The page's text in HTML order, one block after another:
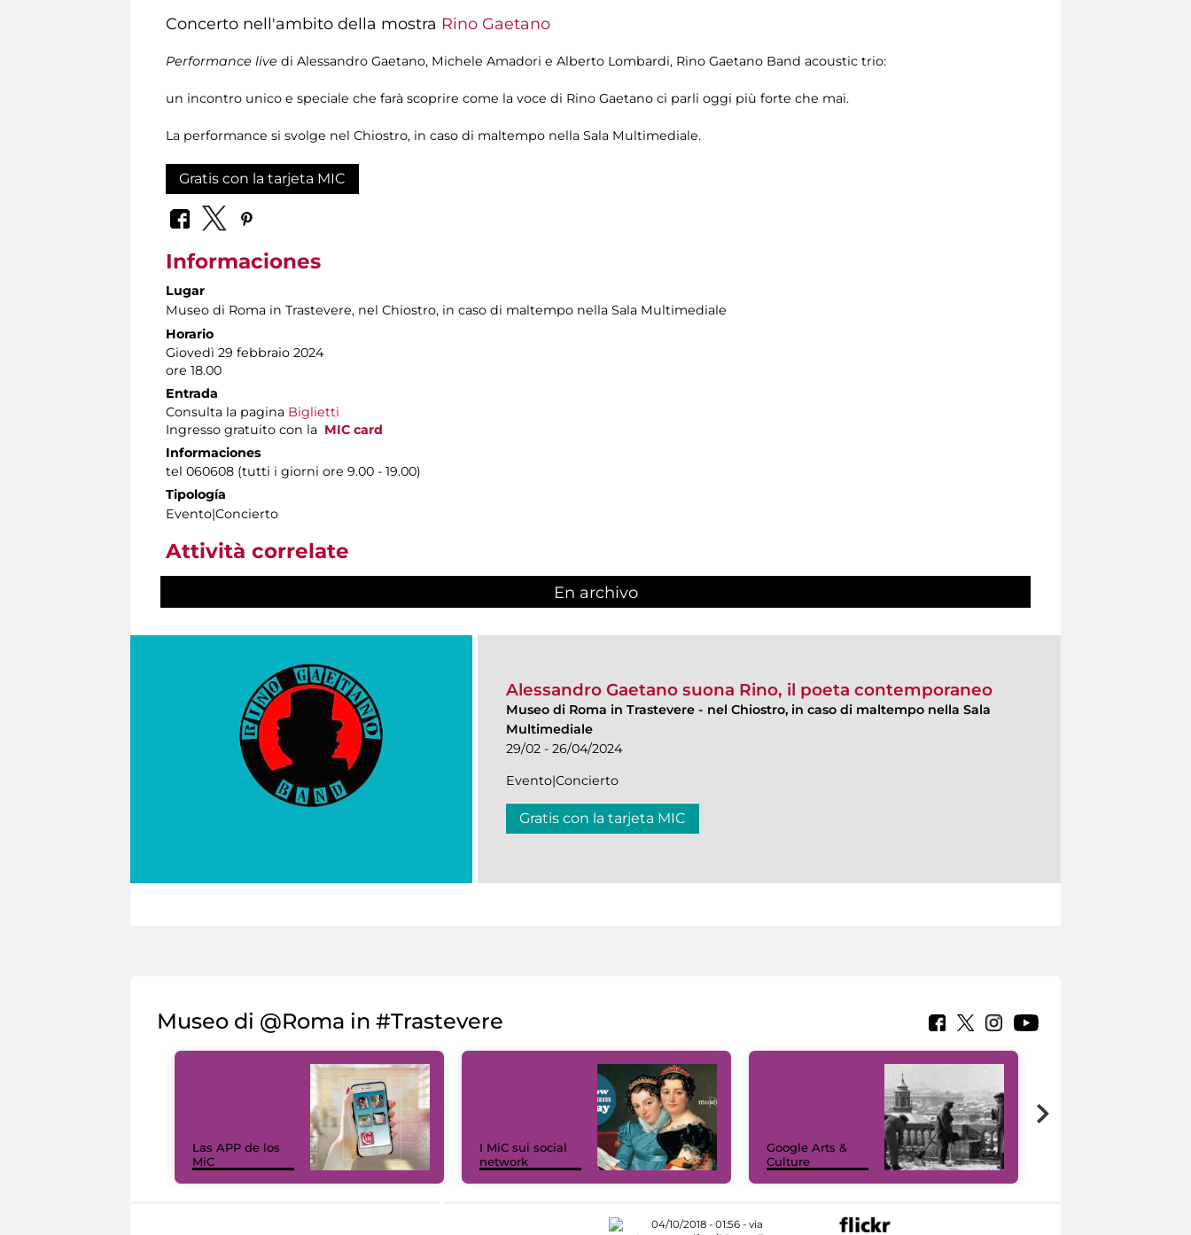
Concerto nell'ambito della mostra Rino Gaetano
Performance live di Alessandro Gaetano, Michele Amadori e Alberto Lombardi, Rino Gaetano Band acoustic trio:
un incontro unico e speciale che farà scoprire come la voce di Rino Gaetano ci parli oggi più forte che mai.
La performance si svolge nel Chiostro, in caso di maltempo nella Sala Multimediale.
Gratis con la tarjeta MIC
Informaciones
Lugar
Museo di Roma in Trastevere, nel Chiostro, in caso di maltempo nella Sala Multimediale
Horario
Giovedì 29 febbraio 2024
ore 18.00
Entrada
Consulta la pagina Biglietti
Ingresso gratuito con la MIC card
Informaciones
tel 060608 (tutti i giorni ore 9.00 - 19.00)
Tipología
Evento|Concierto
Attività correlate
En archivo
Alessandro Gaetano suona Rino, il poeta contemporaneo
Museo di Roma in Trastevere - nel Chiostro, in caso di maltempo nella Sala
Multimediale
29/02 - 26/04/2024
Evento|Concierto
Gratis con la tarjeta MIC
Museo di @Roma in #Trastevere
Las APP de los
MiC
I MiC sui social
network
Google Arts &
Culture